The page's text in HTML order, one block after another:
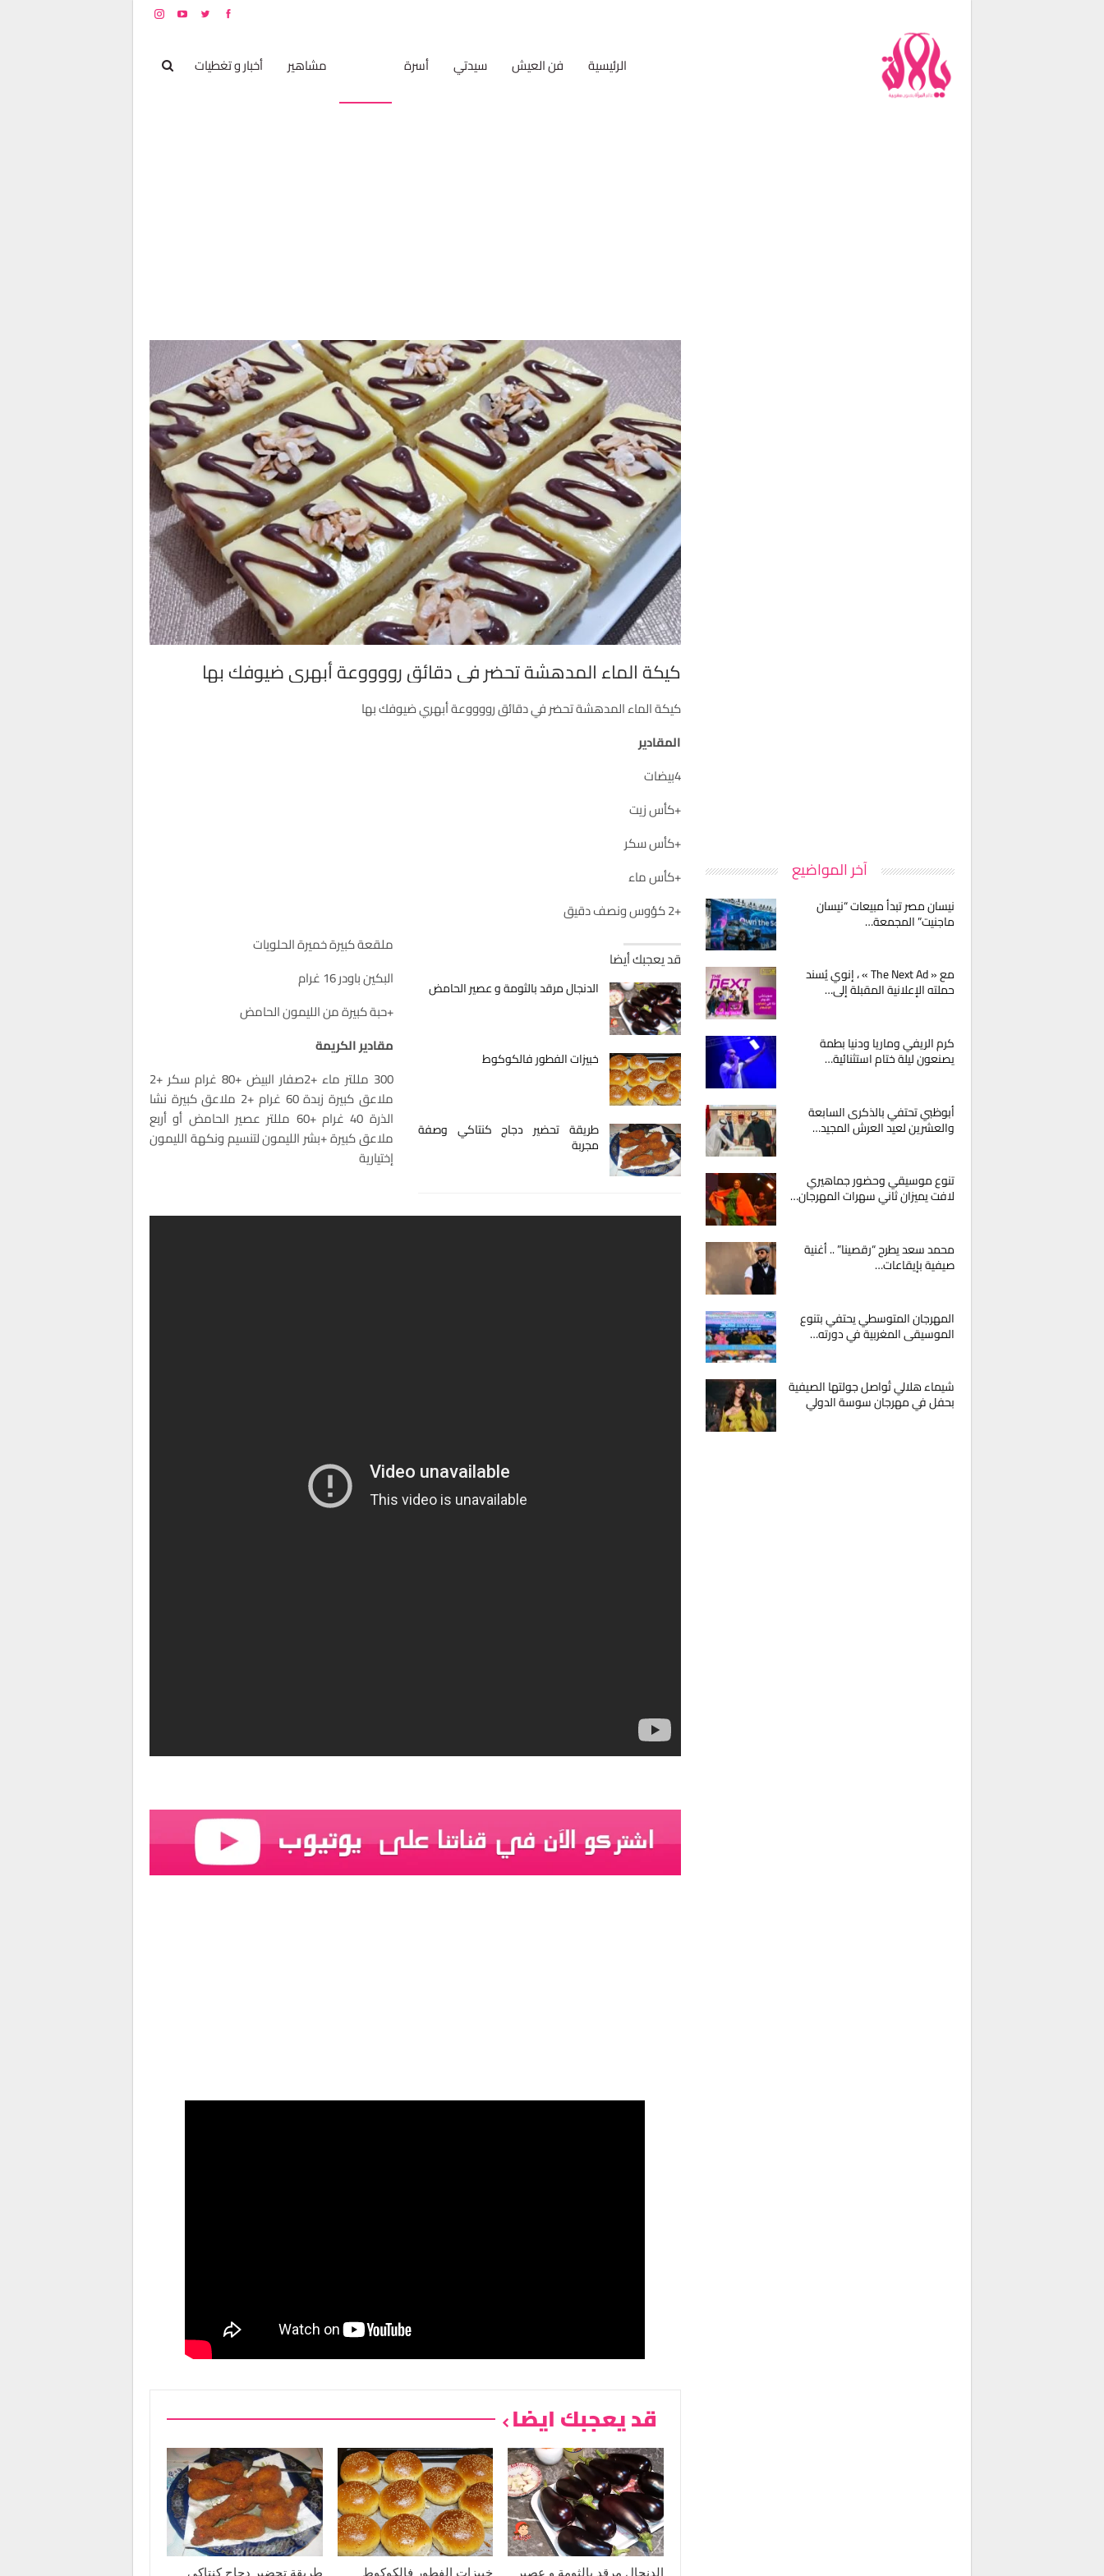
الرئيسية فن العيش سيدتي أسرة مشاهير أخبار و تغطيات
كيكة الماء المدهشة تحضر في دقائق رووووعة أبهري ضيوفك بها
كيكة الماء المدهشة تحضر في دقائق رووووعة أبهري ضيوفك بها
المقادير
4بيضات
+كأس زيت
+كأس سكر
+كأس ماء
+2 كؤوس ونصف دقيق
قد يعجبك أيضا
الدنجال مرقد بالثومة و عصير الحامض
خبيزات الفطور فالكوكوط
طريقة تحضير دجاج كنتاكي وصفة
مجربة
ملقعة كبيرة خميرة الحلويات
البكين باودر 16 غرام
+حبة كبيرة من الليمون الحامض
مقادير الكريمة
300 مللتر ماء +2صفار البيض +80 غرام سكر +2
ملاعق كبيرة زبدة 60 غرام +2 ملاعق كبيرة نشا
الذرة 40 غرام +60 مللتر عصير الحامض أو أربع
ملاعق كبيرة +بشر الليمون لتنسيم ونكهة الليمون
إختيارية
قد يعجبك ايضا
الدنجال مرقد بالثومة و عصير خبيزات الفطور فالكوكوط طريقة تحضير دجاج كنتاكي
آخر المواضيع
نيسان مصر تبدأ مبيعات “نيسان
ماجنيت” المجمعة…
مع « The Next Ad » ، إنوي يُسند
حملته الإعلانية المقبلة إلى…
كرم الريفي وماريا ودنيا بطمة
يصنعون ليلة ختام استثنائية…
أبوظبي تحتفي بالذكرى السابعة
والعشرين لعيد العرش المجيد…
تنوع موسيقي وحضور جماهيري
لافت يميزان ثاني سهرات المهرجان…
محمد سعد يطرح “رقصينا” .. أغنية
صيفية بإيقاعات…
المهرجان المتوسطي يحتفي بتنوع
الموسيقى المغربية في دورته…
شيماء هلالي تُواصل جولتها الصيفية
بحفل في مهرجان سوسة الدولي